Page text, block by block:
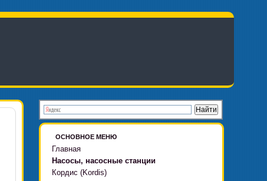
ОСНОВНОЕ МЕНЮ
Главная
Насосы, насосные станции
Кордис (Kordis)